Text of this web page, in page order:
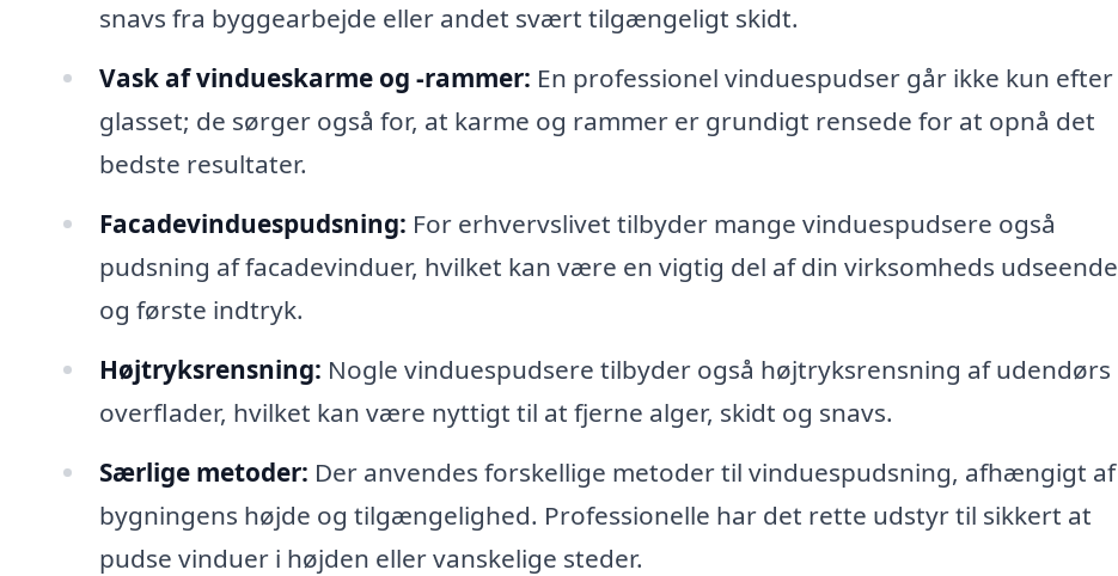
snavs fra byggearbejde eller andet svært tilgængeligt skidt.
Vask af vindueskarme og -rammer: En professionel vinduespudser går ikke kun efter
glasset; de sørger også for, at karme og rammer er grundigt rensede for at opnå det
bedste resultater.
Facadevinduespudsning: For erhvervslivet tilbyder mange vinduespudsere også
pudsning af facadevinduer, hvilket kan være en vigtig del af din virksomheds udseende
og første indtryk.
Højtryksrensning: Nogle vinduespudsere tilbyder også højtryksrensning af udendørs
overflader, hvilket kan være nyttigt til at fjerne alger, skidt og snavs.
Særlige metoder: Der anvendes forskellige metoder til vinduespudsning, afhængigt af
bygningens højde og tilgængelighed. Professionelle har det rette udstyr til sikkert at
pudse vinduer i højden eller vanskelige steder.